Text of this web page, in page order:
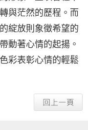
與茫然的歷程。而
綻放則象徵希望的
動著心情的起揚。
彩表彰心情的輕鬆